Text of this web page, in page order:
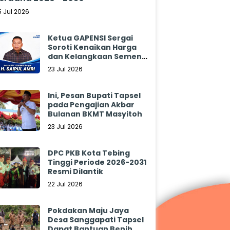
Jul 2026
Ketua GAPENSI Sergai
Soroti Kenaikan Harga
dan Kelangkaan Semen,
Minta Pemerintah
23 Jul 2026
Ini, Pesan Bupati Tapsel
pada Pengajian Akbar
Bulanan BKMT Masyitoh
23 Jul 2026
DPC PKB Kota Tebing
Tinggi Periode 2026-2031
Resmi Dilantik
22 Jul 2026
Pokdakan Maju Jaya
Desa Sanggapati Tapsel